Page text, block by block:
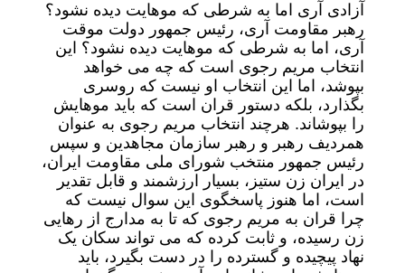
آزادی آری اما به شرطی که موهایت دیده نشود؟
رهبر مقاومت آری، رئیس جمهور دولت موقت
آری، اما به شرطی که موهایت دیده نشود؟ این
انتخاب مریم رجوی است که چه می خواهد
بپوشد، اما این انتخاب او نیست که روسری
بگذارد، بلکه دستور قران است که باید موهایش
را بپوشاند. هرچند انتخاب مریم رجوی به عنوان
همردیف رهبر و رهبر سازمان مجاهدین و سپس
رئیس جمهور منتخب شورای ملی مقاومت ایران،
در ایران زن ستیز، بسیار ارزشمند و قابل تقدیر
است، اما هنوز پاسخگوی این سوال نیست که
چرا قران به مریم رجوی که تا به مدارج از رهایی
زن رسیده، و ثابت کرده که می تواند سکان یک
نهاد پیچیده و گسترده را در دست بگیرد، باید